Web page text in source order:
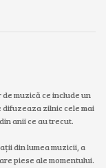
muzică ce include un
difuzeaza zilnic cele mai
anii ce au trecut.
din lumea muzicii, a
piese ale momentului.